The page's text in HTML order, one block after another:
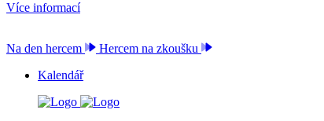
Více informací
Na den hercem
Hercem na zkoušku
Kalendář